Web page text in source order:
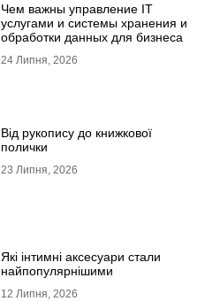
Чем важны управление IT
услугами и системы хранения и
обработки данных для бизнеса
24 Липня, 2026
Від рукопису до книжкової
полички
23 Липня, 2026
Які інтимні аксесуари стали
найпопулярнішими
12 Липня, 2026